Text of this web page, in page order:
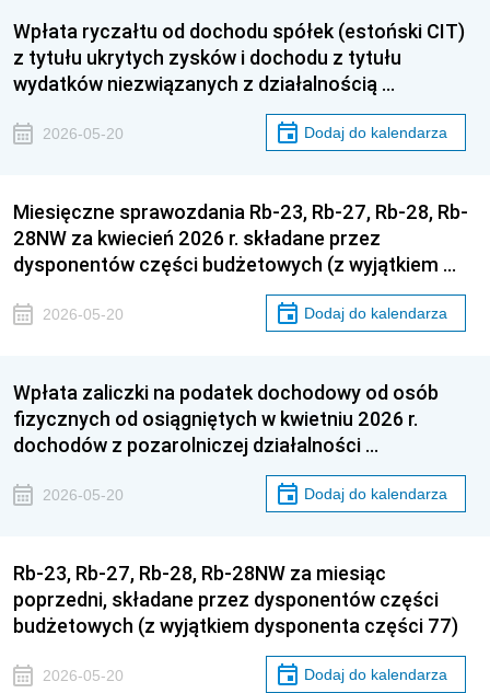
Wpłata ryczałtu od dochodu spółek (estoński CIT)
z tytułu ukrytych zysków i dochodu z tytułu
wydatków niezwiązanych z działalnością …
2026-05-20 Dodaj do kalendarza
Miesięczne sprawozdania Rb-23, Rb-27, Rb-28, Rb-
28NW za kwiecień 2026 r. składane przez
dysponentów części budżetowych (z wyjątkiem …
2026-05-20 Dodaj do kalendarza
Wpłata zaliczki na podatek dochodowy od osób
fizycznych od osiągniętych w kwietniu 2026 r.
dochodów z pozarolniczej działalności …
2026-05-20 Dodaj do kalendarza
Rb-23, Rb-27, Rb-28, Rb-28NW za miesiąc
poprzedni, składane przez dysponentów części
budżetowych (z wyjątkiem dysponenta części 77)
2026-05-20 Dodaj do kalendarza